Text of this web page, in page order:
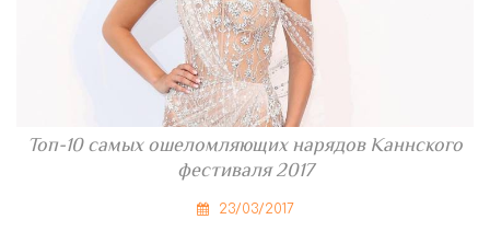
Топ-10 самых ошеломляющих нарядов Каннского
фестиваля 2017
23/03/2017